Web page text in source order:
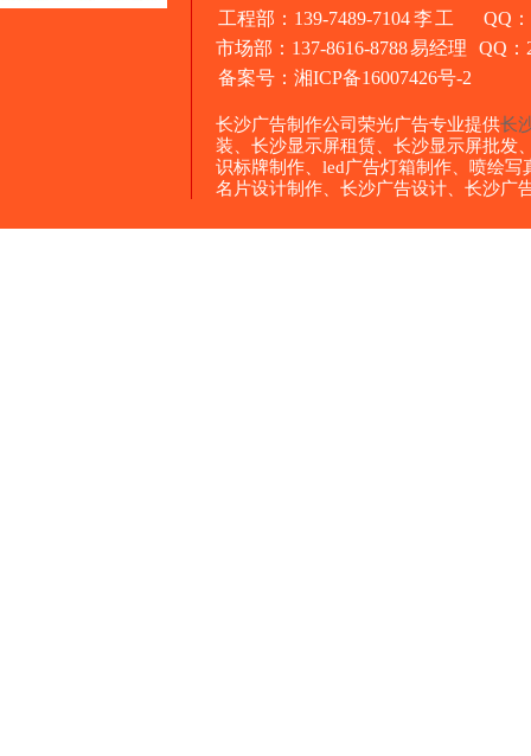
工程部：139-7489-7104 李 工 QQ：
市场部：137-8616-8788 易经理 QQ：
备案号：湘ICP备16007426号-2
长沙广告制作公司荣光广告专业提供长
装、长沙显示屏租赁、长沙显示屏批发
识标牌制作、led广告灯箱制作、喷绘
名片设计制作、长沙广告设计、长沙广